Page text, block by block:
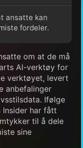
ansatte kan
fordeler.
om at de må
AI-verktøy for
verktøyet, levert
anbefalinger
Ifølge
Insider har fått
til å dele
sine